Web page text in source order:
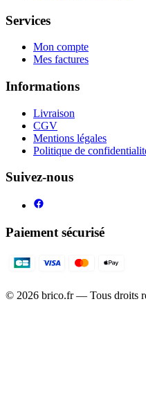
Services
Mon compte
Mes factures
Informations
Livraison
CGV
Mentions légales
Politique de
Suivez-nous
Paiement sécurisé
© 2026 brico.fr — Tous droits